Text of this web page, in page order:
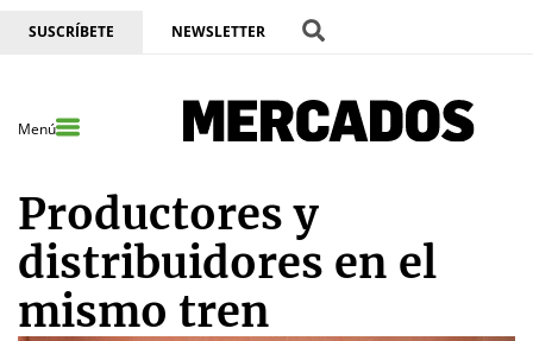
SUSCRÍBETE NEWSLETTER
Menú
Productores y
distribuidores en el
mismo tren